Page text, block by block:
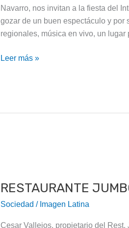
Navarro, nos invitan a la fiesta del
gozar de un buen espectáculo y
regionales, música en vivo, un lugar
Leer más »
RESTAURANTE
Sociedad / Imagen Latina
Cesar Vallejos, propietario del